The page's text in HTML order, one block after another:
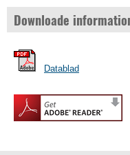
Downloade
Datablad